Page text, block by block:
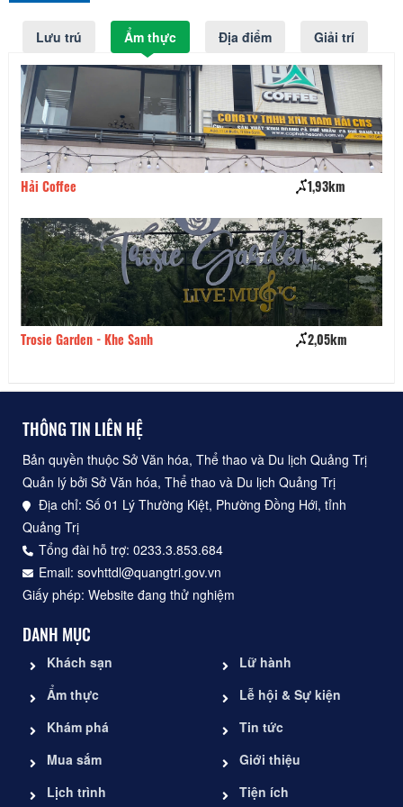
Lưu trú Ẩm thực Địa điểm Giải trí
Hải Coffee 1,93km
Trosie Garden - Khe Sanh 2,05km
THÔNG TIN LIÊN HỆ
Bản quyền thuộc Sở Văn hóa, Thể thao và Du lịch Quảng Trị
Quản lý bởi Sở Văn hóa, Thể thao và Du lịch Quảng Trị
Địa chỉ: Số 01 Lý Thường Kiệt, Phường Đồng Hới, tỉnh
Quảng Trị
Tổng đài hỗ trợ: 0233.3.853.684
Email: sovhttdl@quangtri.gov.vn
Giấy phép: Website đang thử nghiệm
DANH MỤC
Khách sạn
Ẩm thực
Khám phá
Mua sắm
Lịch trình
Lữ hành
Lễ hội & Sự kiện
Tin tức
Giới thiệu
Tiện ích